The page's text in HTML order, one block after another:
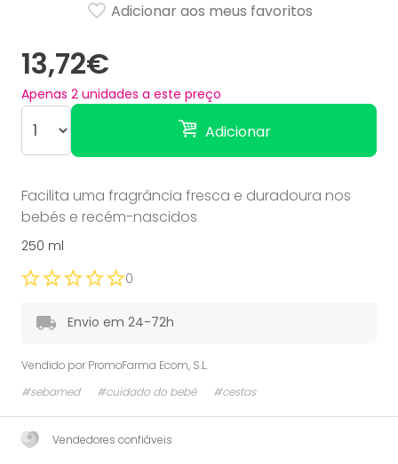
13,72€
Apenas 2 unidades a este preço
Adicionar
Adicionar aos meus favoritos
Facilita uma fragrância fresca e duradoura nos
bebés e recém-nascidos
250 ml
0
Envio em 24-72h
Vendido por PromoFarma Ecom, S.L.
#sebamed
#cuidado do bebé #cestas
Vendedores confiáveis